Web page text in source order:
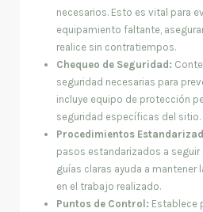
necesarios. Esto es vital para
equipamiento faltante,
realice sin contratiempos.
Chequeo de Seguridad:
seguridad necesarias para
incluye equipo de protección
seguridad específicas del sitio.
Procedimientos
pasos estandarizados a seguir
guías claras ayuda a mantener
en el trabajo realizado.
Puntos de Control: Establece